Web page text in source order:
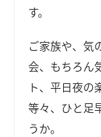
す。
ご家族や、気
会、もちろん
ト、平日夜の
等々、ひと足
うか。